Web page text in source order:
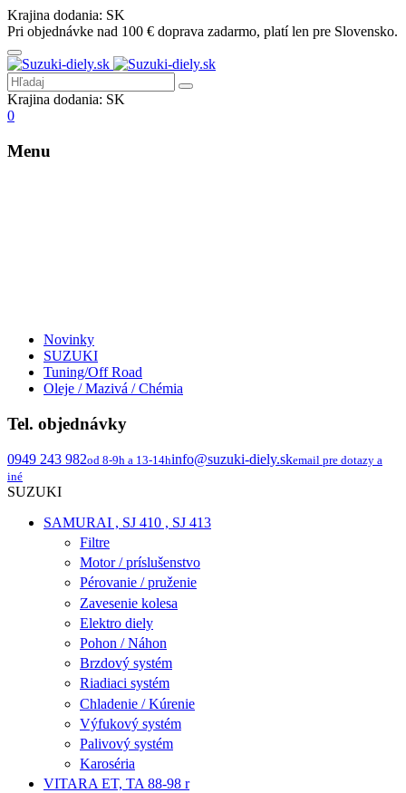
Krajina dodania: SK
Pri objednávke nad 100 € doprava zadarmo, platí len pre Slovensko.
Krajina dodania: SK
0
Menu
Novinky
SUZUKI
Tuning/Off Road
Oleje / Mazivá / Chémia
Tel. objednávky
0949 243 982od 8-9h a 13-14hinfo@suzuki-diely.skemail pre dotazy a
iné
SUZUKI
SAMURAI , SJ 410 , SJ 413
Filtre
Motor / príslušenstvo
Pérovanie / pruženie
Zavesenie kolesa
Elektro diely
Pohon / Náhon
Brzdový systém
Riadiaci systém
Chladenie / Kúrenie
Výfukový systém
Palivový systém
Karoséria
VITARA ET, TA 88-98 r